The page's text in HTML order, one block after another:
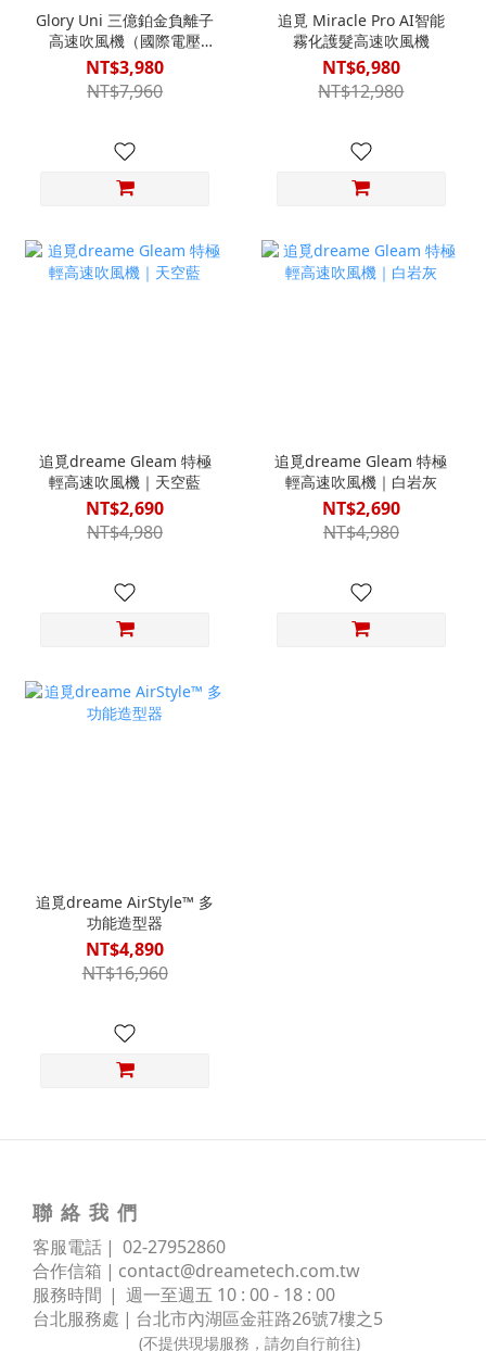
Glory Uni 三億鉑金負離子
高速吹風機（國際電壓
版）｜曜石黑
NT$3,980
NT$7,960
追覓 Miracle Pro AI智能
霧化護髮高速吹風機
NT$6,980
NT$12,980
追覓dreame Gleam 特極
輕高速吹風機｜天空藍
NT$2,690
NT$4,980
追覓dreame Gleam 特極
輕高速吹風機｜白岩灰
NT$2,690
NT$4,980
追覓dreame AirStyle™ 多
功能造型器
NT$4,890
NT$16,960
聯 絡 我 們
客服電話 | 02-27952860
合作信箱 | contact@dreametech.com.tw
服務時間 | 週一至週五 10 : 00 - 18 : 00
台北服務處 | 台北市內湖區金莊路26號7樓之5
(不提供現場服務，請勿自行前往)